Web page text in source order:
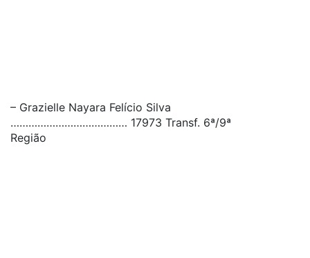
– Grazielle Nayara Felício Silva
………………………………… 17973 Transf. 6ª/9ª
Região